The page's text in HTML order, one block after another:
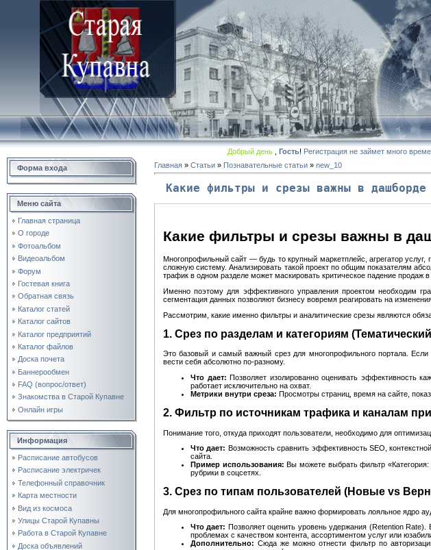
Добрый день, Гость! Регистрация не займет много
Форма входа
Меню сайта
Главная страница
О городе
Фотоальбом
Видеоальбом
Форум
Гостевая книга
Обратная связь
Каталог статей
Каталог сайтов
Каталог предприятий
Каталог файлов
Доска почета
Баннерообмен
FAQ (вопрос/ответ)
Знакомства в Старой Купавне
Онлайн игры
Информация
Расписание автобусов
Расписание электричек
Телефонный справочник
Карта местности
Вид из космоса
Улицы Старой Купавны
Работа в Старой Купавне
Доска объявлений
Главная » Статьи » Познавательные статьи » new_10
Какие фильтры и срезы важны в дашборде
Какие фильтры и срезы важны в
Многопрофильный сайт — будь то крупный маркетплейс, агрегатор
сложную систему. Анализировать такой проект по общим показателям
трафик в одном разделе может маскировать критическое падение продаж в
Именно поэтому для эффективного управления проектом необходим
сегментация данных позволяют бизнесу вовремя реагировать на
Рассмотрим, какие именно фильтры и аналитические срезы являются
1. Срез по разделам и категориям
Это базовый и самый важный срез для многопрофильного портала.
вести себя абсолютно по-разному.
Что дает: Позволяет изолированно оценивать эффективность
работает исключительно на охват.
Метрики внутри среза: Просмотры страниц, время на сайте,
2. Фильтр по источникам трафика и каналам
Понимание того, откуда приходят пользователи, необходимо для
Что дает: Возможность сравнить эффективность SEO,
сайта.
Пример использования: Вы можете выбрать фильтр
рубрики в соцсетях.
3. Срез по типам пользователей (Новые vs
Для многопрофильного сайта крайне важно формировать лояльное ядро
Что дает: Позволяет оценить уровень удержания (Retention
проблемах с качеством контента, ассортиментом услуг или
Дополнительно: Сюда же можно отнести фильтр по